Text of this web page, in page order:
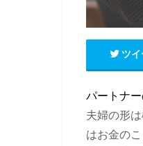
ツイ
パートナ
夫婦の形
はお金の